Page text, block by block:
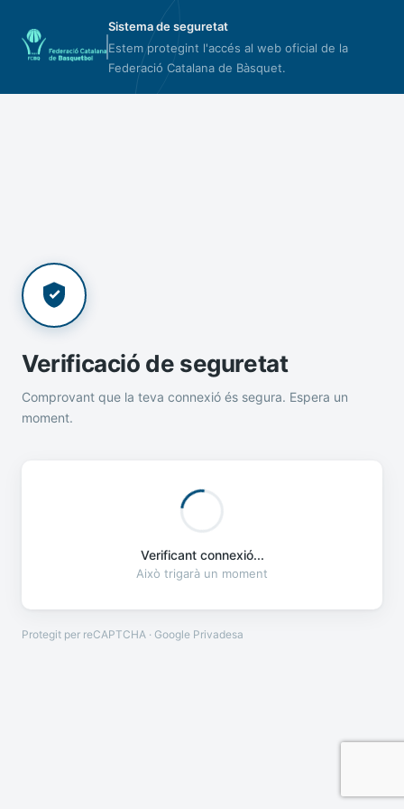
Sistema de seguretat
Estem protegint l'accés al web oficial de la
Federació Catalana de Bàsquet.
Verificació de seguretat
Comprovant que la teva connexió és segura. Espera un
moment.
Verificant connexió...
Això trigarà un moment
Protegit per reCAPTCHA · Google Privadesa